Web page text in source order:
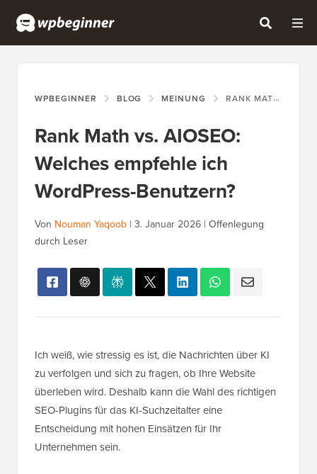
WPBEGINNER BLOG MEINUNG RANK MATH VS. AIOSEO: WELCHES EMPFEHLE ICH WORDPRESS-BENUTZERN?
Rank Math vs. AIOSEO:
Welches empfehle ich
WordPress-Benutzern?
Von Nouman Yaqoob | 3. Januar 2026 | Offenlegung
durch Leser
Ich weiß, wie stressig es ist, die Nachrichten über KI
zu verfolgen und sich zu fragen, ob Ihre Website
überleben wird. Deshalb kann die Wahl des richtigen
SEO-Plugins für das KI-Suchzeitalter eine
Entscheidung mit hohen Einsätzen für Ihr
Unternehmen sein.